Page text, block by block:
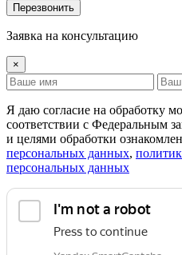
Перезвонить
Заявка на консультацию
×
Я даю согласие на обработку
соответствии с Федеральным
и целями обработки
персональных данных,
персональных данных